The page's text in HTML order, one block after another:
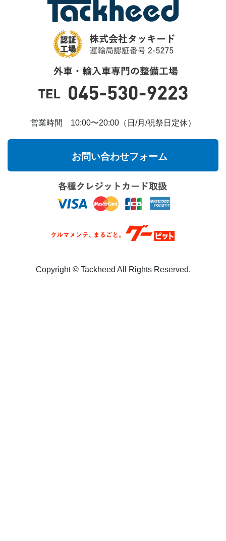
営業時間 10:00〜20:00（日/月/祝祭日定休）
お問い合わせフォーム
Copyright ©︎ Tackheed All Rights Reserved.